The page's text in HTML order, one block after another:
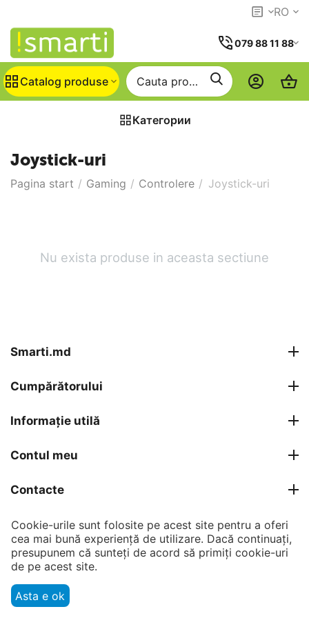
RO
079 88 11 88
Catalog produse
Категории
Joystick-uri
Pagina start / Gaming / Controlere / Joystick-uri
Nu exista produse in aceasta sectiune
Smarti.md
Cumpărătorului
Informație utilă
Contul meu
Contacte
© 2007 - 2026 Smarti Computer SRL.
Cookie-urile sunt folosite pe acest site pentru a oferi
cea mai bună experiență de utilizare. Dacă continuați,
presupunem că sunteți de acord să primiți cookie-uri
de pe acest site.
Asta e ok